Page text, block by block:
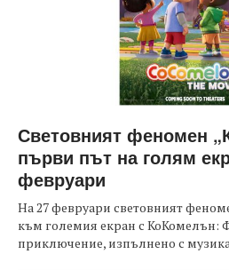
Световният феномен
първи път на голям
февруари
На 27 февруари световният
към големия екран с КоКомелън:
приключение, изпълнено с